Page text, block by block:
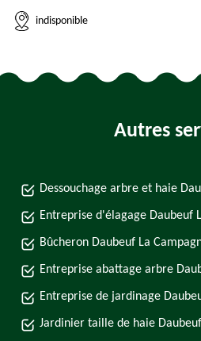
indisponible
Autres
Dessouchage arbre et haie
Entreprise d'élagage Daubeuf
Bûcheron Daubeuf La
Entreprise abattage arbre
Entreprise de jardinage
Jardinier taille de haie